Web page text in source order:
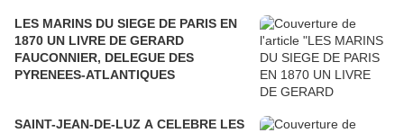
LES MARINS DU SIEGE DE PARIS EN
1870 UN LIVRE DE GERARD
FAUCONNIER, DELEGUE DES
PYRENEES-ATLANTIQUES
SAINT-JEAN-DE-LUZ A CELEBRE LES